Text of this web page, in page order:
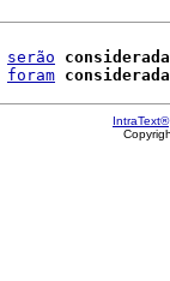
serão
foram
IntraText®